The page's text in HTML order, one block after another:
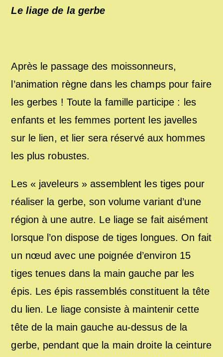
Le liage de la gerbe
Après le passage des moissonneurs,
l’animation règne dans les champs pour faire
les gerbes ! Toute la famille participe : les
enfants et les femmes portent les javelles
sur le lien, et lier sera réservé aux hommes
les plus robustes.
Les « javeleurs » assemblent les tiges pour
réaliser la gerbe, son volume variant d’une
région à une autre. Le liage se fait aisément
lorsque l’on dispose de tiges longues. On fait
un nœud avec une poignée d’environ 15
tiges tenues dans la main gauche par les
épis. Les épis rassemblés constituent la tête
du lien. Le liage consiste à maintenir cette
tête de la main gauche au-dessus de la
gerbe, pendant que la main droite la ceinture